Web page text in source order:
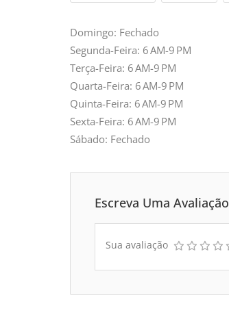
Domingo: Fechado
Segunda-Feira: 6 AM-9 PM
Terça-Feira: 6 AM-9 PM
Quarta-Feira: 6 AM-9 PM
Quinta-Feira: 6 AM-9 PM
Sexta-Feira: 6 AM-9 PM
Sábado: Fechado
Escreva Uma Avaliação
Sua avaliação